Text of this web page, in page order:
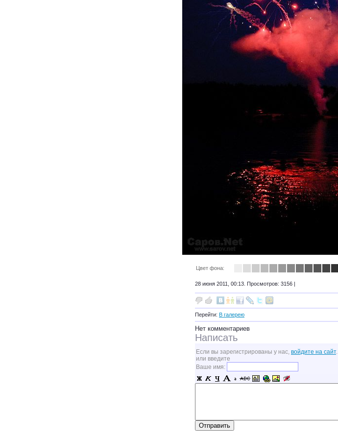
Цвет фона:
28 июня 2011, 00:13. Просмотров: 3156 |
Перейти: В галерею
Нет комментариев
Написать
Если вы зарегистрированы у нас, войдите на сайт.
или введите
Ваше имя: